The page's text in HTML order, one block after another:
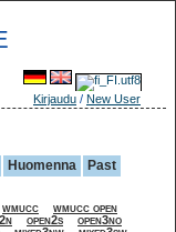
Kirjaudu / New User
Huomenna
Past
wmucc
wmucc open
open2s
open3no